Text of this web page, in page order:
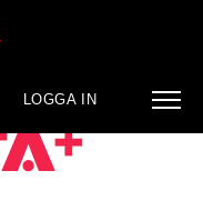
LOGGA IN